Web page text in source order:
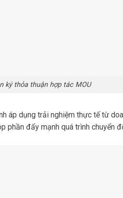
ký thỏa thuận hợp tác MOU
áp dụng trải nghiệm thực tế từ
phần đẩy mạnh quá trình chuyển